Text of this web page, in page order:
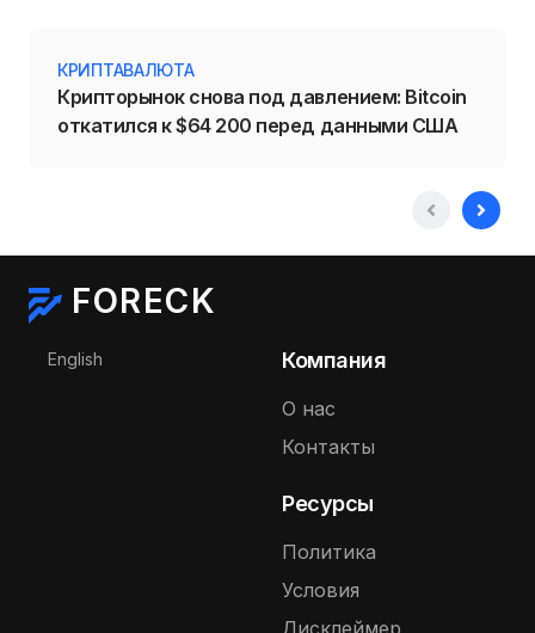
КРИПТАВАЛЮТА
Крипторынок снова под давлением: Bitcoin
откатился к $64 200 перед данными США
FORECK
Выберите язык
English Компания
О нас
Контакты
Ресурсы
Политика
Условия